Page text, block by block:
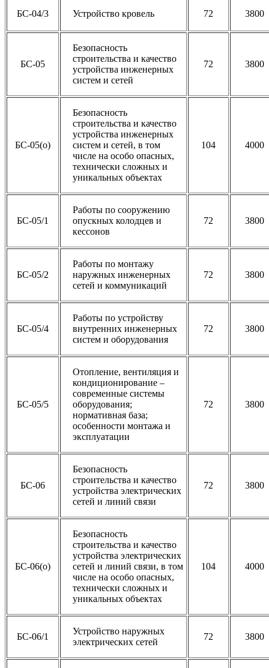
БС-04/3 Устройство кровель 72 3800
БС-05
Безопасность
строительства и качество
устройства инженерных
систем и сетей
72 3800
БС-05(о)
Безопасность
строительства и качество
устройства инженерных
систем и сетей, в том
числе на особо опасных,
технически сложных и
уникальных объектах
104 4000
БС-05/1
Работы по сооружению
опускных колодцев и
кессонов
72 3800
БС-05/2
Работы по монтажу
наружных инженерных
сетей и коммуникаций
72 3800
БС-05/4
Работы по устройству
внутренних инженерных
систем и оборудования
72 3800
БС-05/5
Отопление, вентиляция и
кондиционирование –
современные системы
оборудования;
нормативная база;
особенности монтажа и
эксплуатации
72 3800
БС-06
Безопасность
строительства и качество
устройства электрических
сетей и линий связи
72 3800
БС-06(о)
Безопасность
строительства и качество
устройства электрических
сетей и линий связи, в том
числе на особо опасных,
технически сложных и
уникальных объектах
104 4000
БС-06/1
Устройство наружных
электрических сетей
72 3800